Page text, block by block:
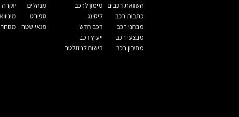
השוואת רכבים
כתבות רכב
מבחני רכב
מבצעי רכב
מחירון רכב
מימון לרכב
ליסינג
רכב חדש
ייעוץ רכב
רישום לניוזלטר
מנהלים
ספורט
פנאי שטח
יוקרה